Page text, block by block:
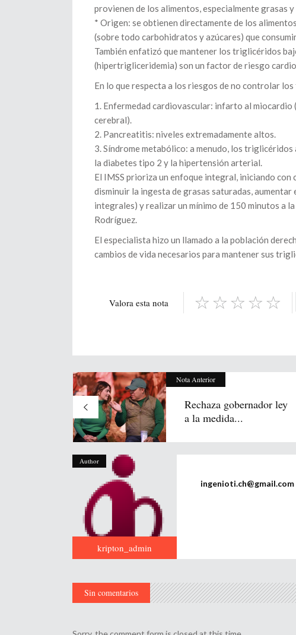
provienen de los alimentos, especialmente grasas
* Origen: se obtienen directamente de los
(sobre todo carbohidratos y azúcares) que
También enfatizó que mantener los triglicéridos
(hipertrigliceridemia) son un factor de riesgo
En lo que respecta a los riesgos de no controlar
1. Enfermedad cardiovascular: infarto al
cerebral).
2. Pancreatitis: niveles extremadamente altos.
3. Síndrome metabólico: a menudo, los
la diabetes tipo 2 y la hipertensión arterial.
El IMSS prioriza un enfoque integral, iniciando con
disminuir la ingesta de grasas saturadas,
integrales) y realizar un mínimo de 150 minutos a
Rodríguez.
El especialista hizo un llamado a la población
cambios de vida necesarios para mantener sus
Valora esta nota
Nota Anterior
Rechaza gobernador ley
a la medida...
Author
kripton_admin
ingenioti.ch@gmail.com
Sin comentarios